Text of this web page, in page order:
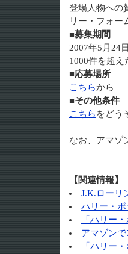
登場人物への
リー・フォー
■募集期間
2007年5月24
1000件を超え
■応募場所
こちらから
■その他条件
こちら をどう
なお、アマゾ
【関連情報】
J.K.ローリ
ハリー・
「ハリー
アマゾン
「ハリー